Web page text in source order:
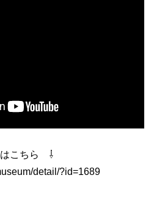
こちら ⇩
detail/?id=1689